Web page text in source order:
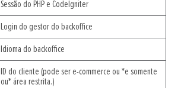
Sessão do PHP e CodeIgniter
Login do gestor do backoffice
Idioma do backoffice
ID do cliente (pode ser e-commerce ou *e somente
ou* área restrita.)